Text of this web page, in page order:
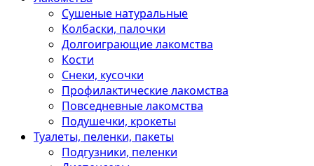
Сушеные натуральные
Колбаски, палочки
Долгоиграющие лакомства
Кости
Снеки, кусочки
Профилактические лакомства
Повседневные лакомства
Подушечки, крокеты
Туалеты, пеленки, пакеты
Подгузники, пеленки